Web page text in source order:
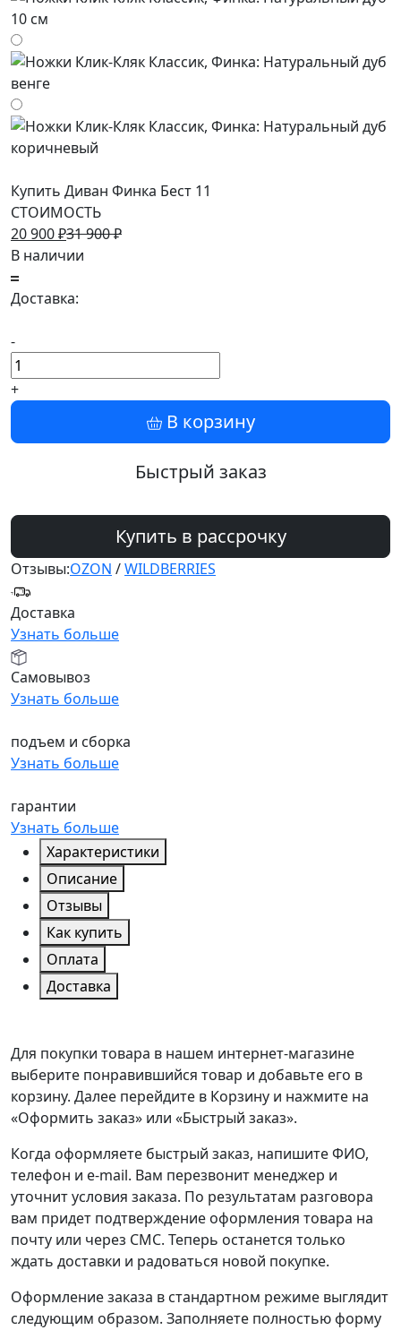
Купить Диван Финка Бест 11
СТОИМОСТЬ
20 900₽31 900₽
В наличии
Доставка:
-
+
В корзину
Быстрый заказ
Купить в рассрочку
Отзывы:OZON /WILDBERRIES
Доставка
Узнать больше
Самовывоз
Узнать больше
подъем и сборка
Узнать больше
гарантии
Узнать больше
Характеристики
Описание
Отзывы
Как купить
Оплата
Доставка
Для покупки товара в нашем интернет-магазине
выберите понравившийся товар и добавьте его в
корзину. Далее перейдите в Корзину и нажмите на
«Оформить заказ» или «Быстрый заказ».
Когда оформляете быстрый заказ, напишите ФИО,
телефон и e-mail. Вам перезвонит менеджер и
уточнит условия заказа. По результатам разговора
вам придет подтверждение оформления товара на
почту или через СМС. Теперь останется только
ждать доставки и радоваться новой покупке.
Оформление заказа в стандартном режиме выглядит
следующим образом. Заполняете полностью форму